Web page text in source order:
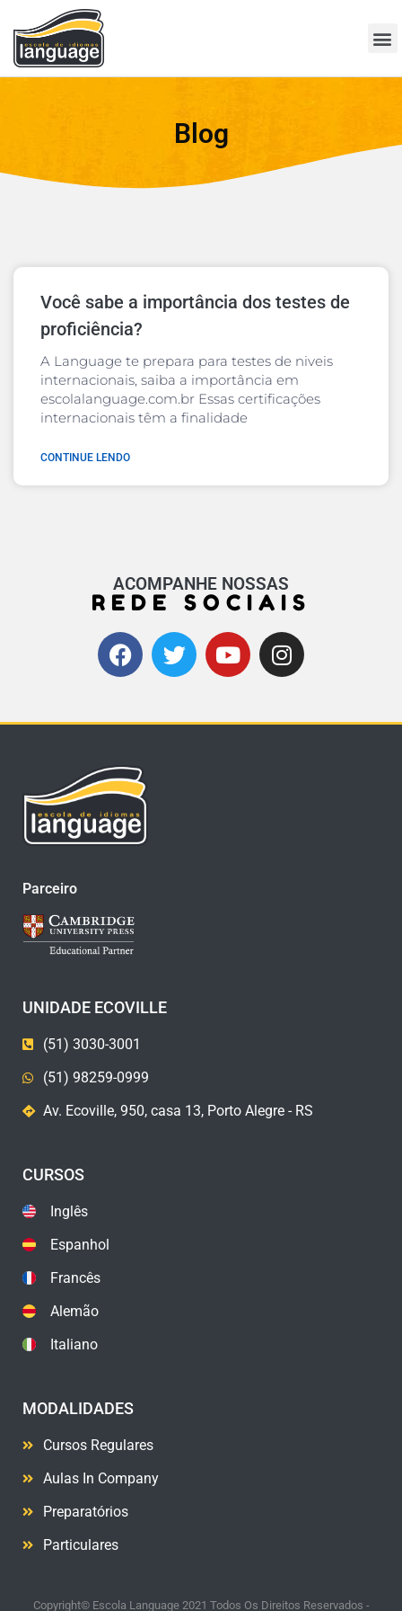
Blog
Você sabe a importância dos testes de
proficiência?
A Language te prepara para testes de niveis
internacionais, saiba a importância em
escolalanguage.com.br Essas certificações
internacionais têm a finalidade
CONTINUE LENDO
ACOMPANHE NOSSAS
REDE SOCIAIS
Parceiro
UNIDADE ECOVILLE
(51) 3030-3001
(51) 98259-0999
Av. Ecoville, 950, casa 13, Porto Alegre - RS
CURSOS
Inglês
Espanhol
Francês
Alemão
Italiano
MODALIDADES
Cursos Regulares
Aulas In Company
Preparatórios
Particulares
Copyright© Escola Language 2021 Todos Os Direitos Reservados -